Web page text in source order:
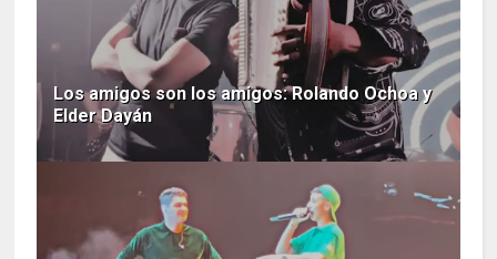
Los amigos son los amigos: Rolando Ochoa y
Elder Dayán